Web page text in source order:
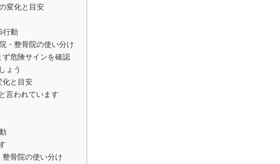
変化と目安
行動
・整骨院の使い分け
危険サインを確認
ょう
化と目安
言われています
骨院の使い分け